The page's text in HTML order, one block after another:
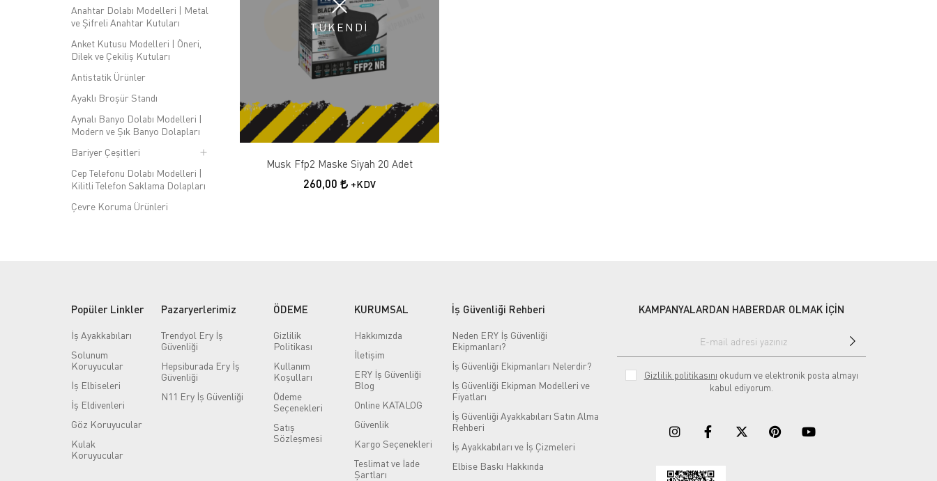
Anahtar Dolabı Modelleri | Metal
ve Şifreli Anahtar Kutuları
Anket Kutusu Modelleri | Öneri,
Dilek ve Çekiliş Kutuları
Antistatik Ürünler
Ayaklı Broşür Standı
Aynalı Banyo Dolabı Modelleri |
Modern ve Şık Banyo Dolapları
Bariyer Çeşitleri
Cep Telefonu Dolabı Modelleri |
Kilitli Telefon Saklama Dolapları
Çevre Koruma Ürünleri
El Aletleri
Emniyetli Maket Bıçakları
Göz Koruyucular
Güvenlik Paspasları
Hijyen Ürünleri
Hijyen ve Sanitasyon Sistemleri
İkaz & Uyarı Cihazları
TÜKENDİ
Musk Ffp2 Maske Siyah 20 Adet
260,00 +KDV
Popüler Linkler
İş Ayakkabıları
Solunum
Koruyucular
İş Elbiseleri
İş Eldivenleri
Göz Koruyucular
Kulak
Koruyucular
Pazaryerlerimiz
Trendyol Ery İş
Güvenliği
Hepsiburada Ery İş
Güvenliği
N11 Ery İş Güvenliği
ÖDEME
Gizlilik
Politikası
Kullanım
Koşulları
Ödeme
Seçenekleri
Satış
Sözleşmesi
KURUMSAL
Hakkımızda
İletişim
ERY İş Güvenliği
Blog
Online KATALOG
Güvenlik
Kargo Seçenekleri
Teslimat ve İade
Şartları
İş Güvenliği Rehberi
Neden ERY İş Güvenliği
Ekipmanları?
İş Güvenliği Ekipmanları Nelerdir?
İş Güvenliği Ekipman Modelleri ve
Fiyatları
İş Güvenliği Ayakkabıları Satın Alma
Rehberi
İş Ayakkabıları ve İş Çizmeleri
Elbise Baskı Hakkında
KAMPANYALARDAN HABERDAR OLMAK İÇİN
Gizlilik politikasını okudum ve elektronik posta almayı
kabul ediyorum.